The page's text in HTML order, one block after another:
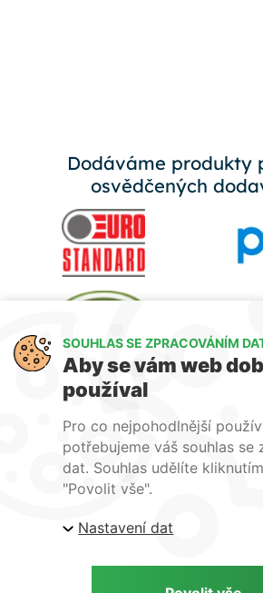
Dodáváme produkty
osvědčených
SOUHLAS SE ZPRACOVÁNÍM
Aby se vám web
používal
Pro co nejpohodlnější
potřebujeme váš souhlas se
dat. Souhlas udělíte
"Povolit vše".
Nastavení dat